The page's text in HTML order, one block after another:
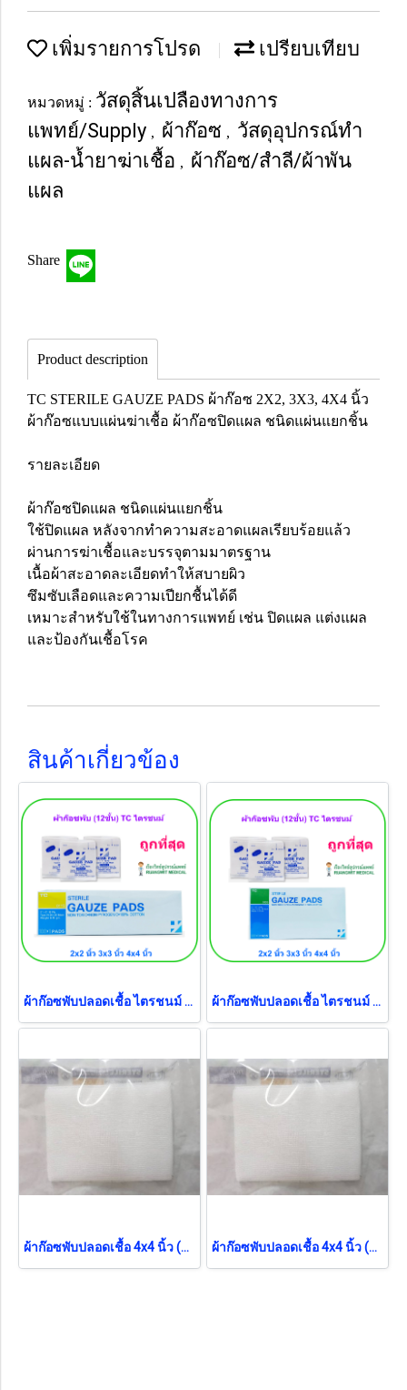
เพิ่มรายการโปรด เปรียบเทียบ
หมวดหมู่ : วัสดุสิ้นเปลืองทางการ
แพทย์/Supply , ผ้าก๊อซ , วัสดุอุปกรณ์ทำ
แผล-น้ำยาฆ่าเชื้อ , ผ้าก๊อซ/สำลี/ผ้าพัน
แผล
Share
Product description
TC STERILE GAUZE PADS ผ้าก๊อซ 2X2, 3X3, 4X4 นิ้ว
ผ้าก๊อซแบบแผ่นฆ่าเชื้อ ผ้าก๊อซปิดแผล ชนิดแผ่นแยกชิ้น
รายละเอียด
ผ้าก๊อซปิดแผล ชนิดแผ่นแยกชิ้น
ใช้ปิดแผล หลังจากทำความสะอาดแผลเรียบร้อยแล้ว
ผ่านการฆ่าเชื้อและบรรจุตามมาตรฐาน
เนื้อผ้าสะอาดละเอียดทำให้สบายผิว
ซึมซับเลือดและความเปียกชื้นได้ดี
เหมาะสำหรับใช้ในทางการแพทย์ เช่น ปิดแผล แต่งแผล
และป้องกันเชื้อโรค
สินค้าเกี่ยวข้อง
ผ้าก๊อซพับปลอดเชื้อ ไตรชนม์ 2x2 นิ้ว (100ซอง/กล่อง) (12ชั้น) ยกกล่อง ผ้าก๊อซพับปลอดเชื้อ ไตรชนม์ 4x4 นิ้ว (1ซอง/กล่อง) (12ชั้น)
ผ้าก๊อซพับปลอดเชื้อ 4x4 นิ้ว (5ชิ้น/ซอง) (Thai Gauze) (exp 12-2026) ผ้าก๊อซพับปลอดเชื้อ 4x4 นิ้ว (5ชิ้น/ซอง) (Thai Gauze)